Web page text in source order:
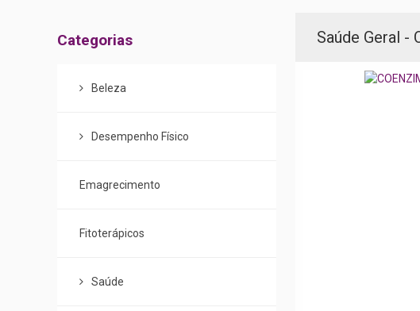
Categorias
Menu
Categorias
Beleza
Desempenho Físico
Emagrecimento
Fitoterápicos
Saúde
Saúde Geral -